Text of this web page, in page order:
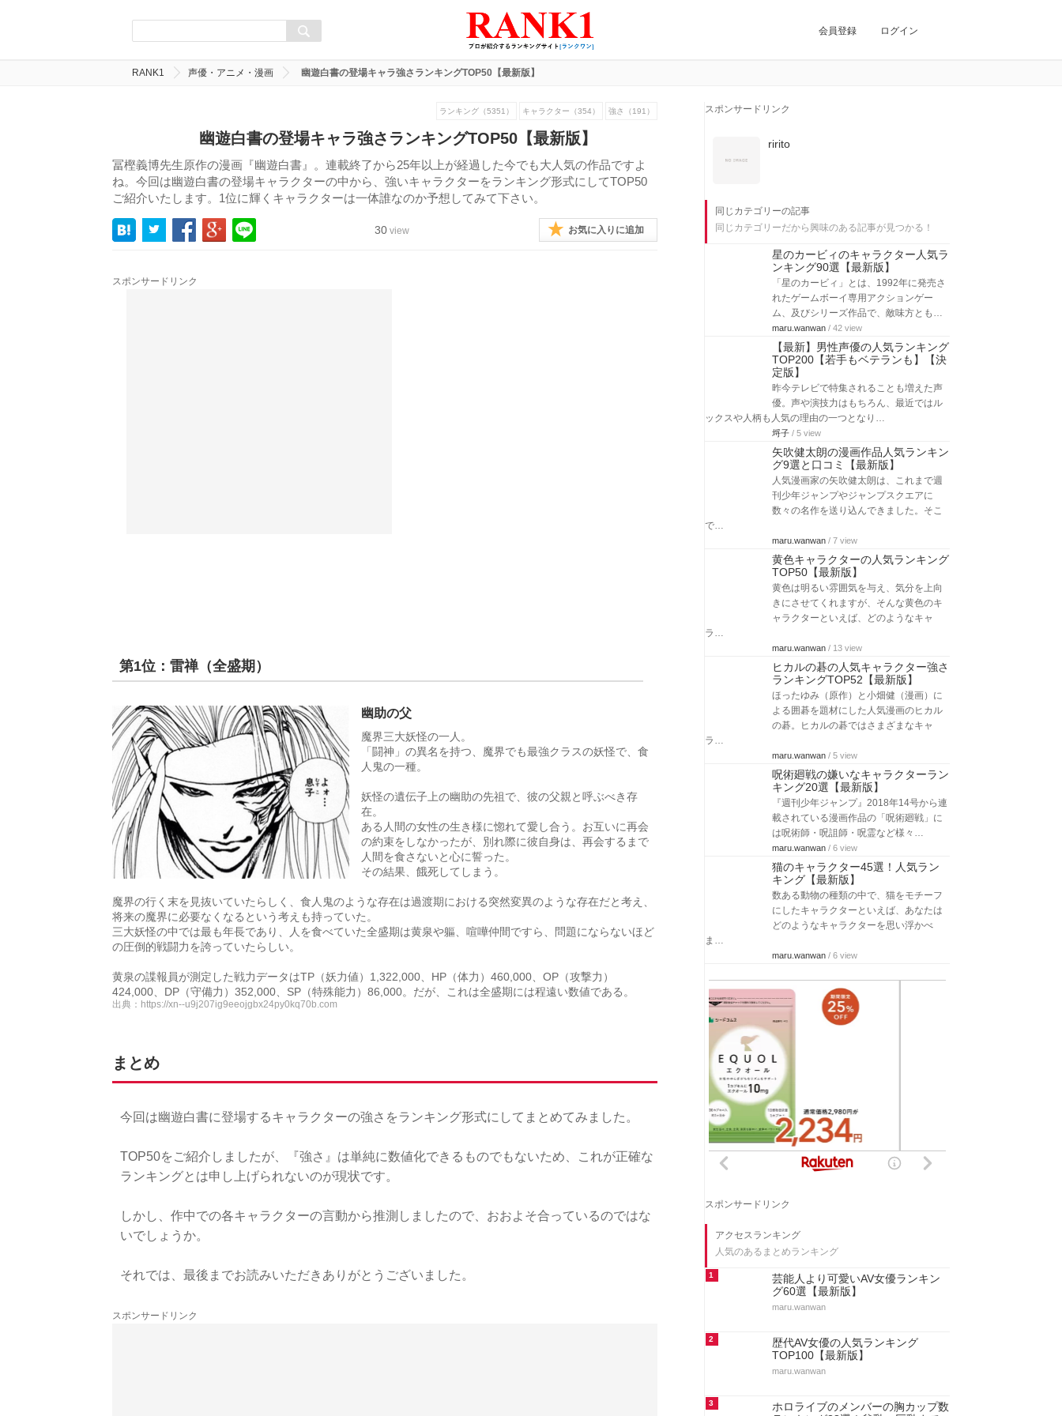
会員登録 ログイン
RANK1 声優・アニメ・漫画 幽遊白書の登場キャラ強さランキングTOP50【最新版】
ランキング（5351） キャラクター（354） 強さ（191）
幽遊白書の登場キャラ強さランキングTOP50【最新版】
冨樫義博先生原作の漫画『幽遊白書』。連載終了から25年以上が経過した今でも大人気の作品ですよ
ね。今回は幽遊白書の登場キャラクターの中から、強いキャラクターをランキング形式にしてTOP50
ご紹介いたします。1位に輝くキャラクターは一体誰なのか予想してみて下さい。
30 view お気に入りに追加
スポンサードリンク
第1位：雷禅（全盛期）
幽助の父
魔界三大妖怪の一人。
「闘神」の異名を持つ、魔界でも最強クラスの妖怪で、食
人鬼の一種。
妖怪の遺伝子上の幽助の先祖で、彼の父親と呼ぶべき存
在。
ある人間の女性の生き様に惚れて愛し合う。お互いに再会
の約束をしなかったが、別れ際に彼自身は、再会するまで
人間を食さないと心に誓った。
その結果、餓死してしまう。
魔界の行く末を見抜いていたらしく、食人鬼のような存在は過渡期における突然変異のような存在だと考え、
将来の魔界に必要なくなるという考えも持っていた。
三大妖怪の中では最も年長であり、人を食べていた全盛期は黄泉や軀、喧嘩仲間ですら、問題にならないほど
の圧倒的戦闘力を誇っていたらしい。
黄泉の諜報員が測定した戦力データはTP（妖力値）1,322,000、HP（体力）460,000、OP（攻撃力）
424,000、DP（守備力）352,000、SP（特殊能力）86,000。だが、これは全盛期には程遠い数値である。
出典： https://xn--u9j207ig9eeojgbx24py0kq70b.com
まとめ
今回は幽遊白書に登場するキャラクターの強さをランキング形式にしてまとめてみました。
TOP50をご紹介しましたが、『強さ』は単純に数値化できるものでもないため、これが正確な
ランキングとは申し上げられないのが現状です。
しかし、作中での各キャラクターの言動から推測しましたので、おおよそ合っているのではな
いでしょうか。
それでは、最後までお読みいただきありがとうございました。
スポンサードリンク
スポンサードリンク
ririto
同じカテゴリーの記事
同じカテゴリーだから興味のある記事が見つかる！
星のカービィのキャラクター人気ラ
ンキング90選【最新版】
「星のカービィ」とは、1992年に発売さ
れたゲームボーイ専用アクションゲー
ム、及びシリーズ作品で、敵味方とも…
maru.wanwan / 42 view
【最新】男性声優の人気ランキング
TOP200【若手もベテランも】【決
定版】
昨今テレビで特集されることも増えた声
優。声や演技力はもちろん、最近ではル
ックスや人柄も人気の理由の一つとなり…
埒子 / 5 view
矢吹健太朗の漫画作品人気ランキン
グ9選と口コミ【最新版】
人気漫画家の矢吹健太朗は、これまで週
刊少年ジャンプやジャンプスクエアに
数々の名作を送り込んできました。そこ
で…
maru.wanwan / 7 view
黄色キャラクターの人気ランキング
TOP50【最新版】
黄色は明るい雰囲気を与え、気分を上向
きにさせてくれますが、そんな黄色のキ
ャラクターといえば、どのようなキャ
ラ…
maru.wanwan / 13 view
ヒカルの碁の人気キャラクター強さ
ランキングTOP52【最新版】
ほったゆみ（原作）と小畑健（漫画）に
よる囲碁を題材にした人気漫画のヒカル
の碁。ヒカルの碁ではさまざまなキャ
ラ…
maru.wanwan / 5 view
呪術廻戦の嫌いなキャラクターラン
キング20選【最新版】
『週刊少年ジャンプ』2018年14号から連
載されている漫画作品の「呪術廻戦」に
は呪術師・呪詛師・呪霊など様々…
maru.wanwan / 6 view
猫のキャラクター45選！人気ラン
キング【最新版】
数ある動物の種類の中で、猫をモチーフ
にしたキャラクターといえば、あなたは
どのようなキャラクターを思い浮かべ
ま…
maru.wanwan / 6 view
スポンサードリンク
アクセスランキング
人気のあるまとめランキング
1
芸能人より可愛いAV女優ランキン
グ60選【最新版】
maru.wanwan
2
歴代AV女優の人気ランキング
TOP100【最新版】
maru.wanwan
3
ホロライブのメンバーの胸カップ数